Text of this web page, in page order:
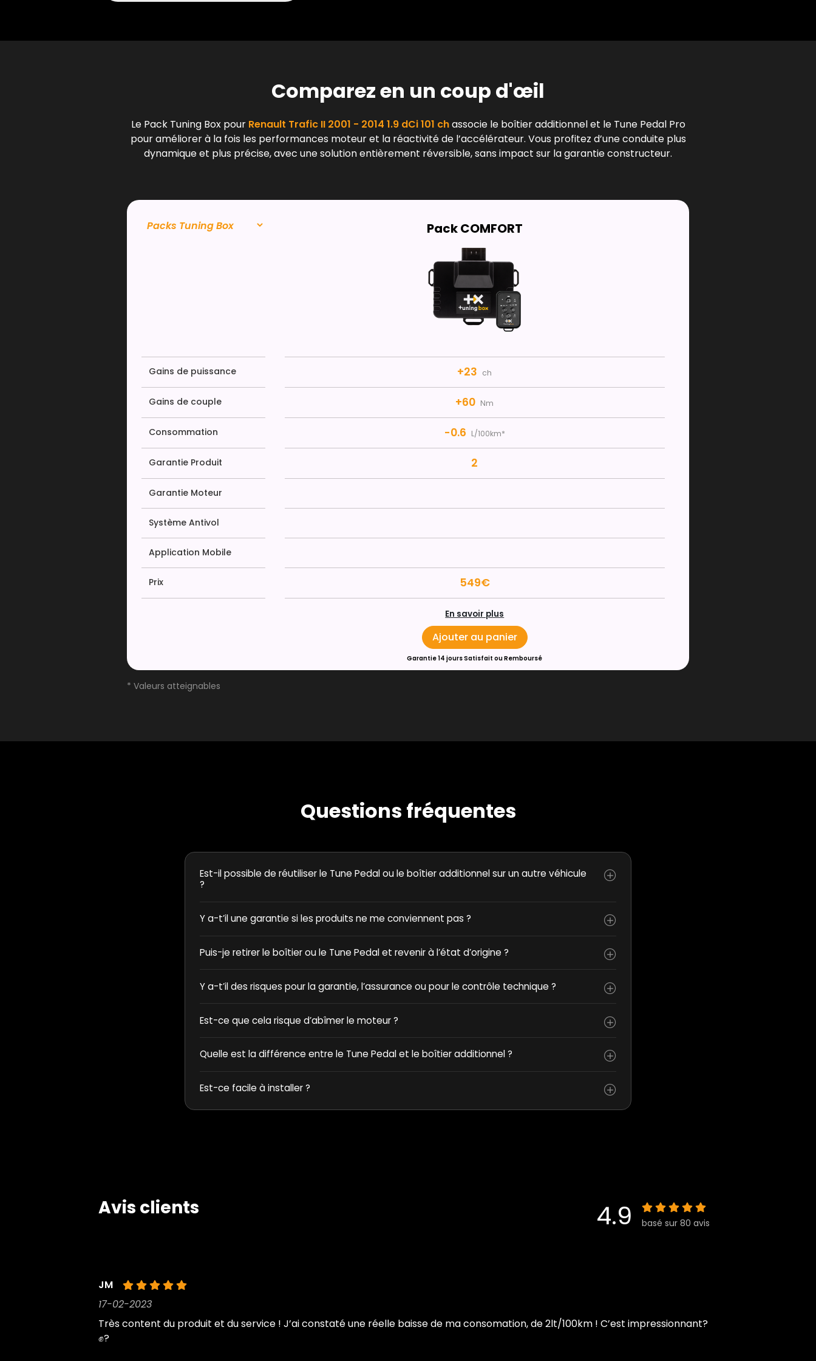
Comparez en un coup d'œil
Le Pack Tuning Box pour Renault Trafic II 2001 - 2014 1.9 dCi 101 chassocie le boîtier additionnel et le Tune Pedal Pro
pour améliorer à la fois les performances moteur et la réactivité de l’accélérateur. Vous profitez d’une conduite plus
dynamique et plus précise, avec une solution entièrement réversible, sans impact sur la garantie constructeur.
Pack COMFORT
Gains de puissance +23 ch
Gains de couple +60 Nm
Consommation -0.6 L/100km*
Garantie Produit 2
Garantie Moteur
Système Antivol
Application Mobile
Prix 549€
En savoir plus
Ajouter au panier
Garantie 14 jours Satisfait ou Remboursé
* Valeurs atteignables
Questions fréquentes
Est-il possible de réutiliser le Tune Pedal ou le boîtier additionnel sur un autre véhicule
?
Y a-t’il une garantie si les produits ne me conviennent pas ?
Puis-je retirer le boîtier ou le Tune Pedal et revenir à l’état d’origine ?
Y a-t’il des risques pour la garantie, l’assurance ou pour le contrôle technique ?
Est-ce que cela risque d’abîmer le moteur ?
Quelle est la différence entre le Tune Pedal et le boîtier additionnel ?
Est-ce facile à installer ?
Avis clients 4.9 basé sur 80 avis
JM
17-02-2023
Très content du produit et du service ! J’ai constaté une réelle baisse de ma consomation, de 2lt/100km ! C’est impressionnant?
✊?